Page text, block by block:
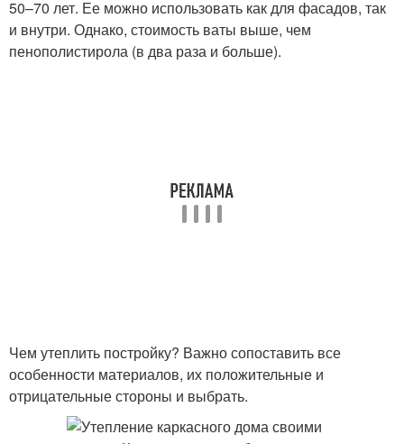
50–70 лет. Ее можно использовать как для фасадов, так
и внутри. Однако, стоимость ваты выше, чем
пенополистирола (в два раза и больше).
Чем утеплить постройку? Важно сопоставить все
особенности материалов, их положительные и
отрицательные стороны и выбрать.